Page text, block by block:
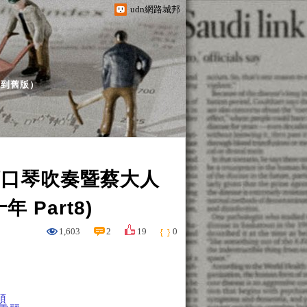
udn網路城邦
到舊版）
琴吹奏暨蔡大人
年 Part8)
1,603 2 19 0